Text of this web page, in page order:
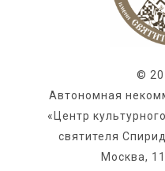
©
Автономная
«Центр
святителя
Москва,